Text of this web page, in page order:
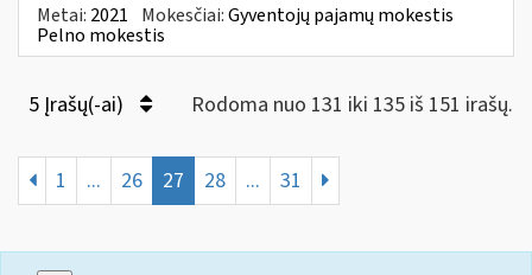
Metai: 2021 Mokesčiai:Gyventojų pajamų mokestis
Pelno mokestis
5 Įrašų(-ai) Rodoma nuo 131 iki 135 iš 151 irašų.
1 ... 26 27 28 ... 31